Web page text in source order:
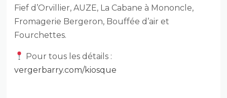
Fief d’Orvillier, AUZE, La Cabane à Mononcle,
Fromagerie Bergeron, Bouffée d’air et
Fourchettes.
Pour tous les détails :
vergerbarry.com/kiosque